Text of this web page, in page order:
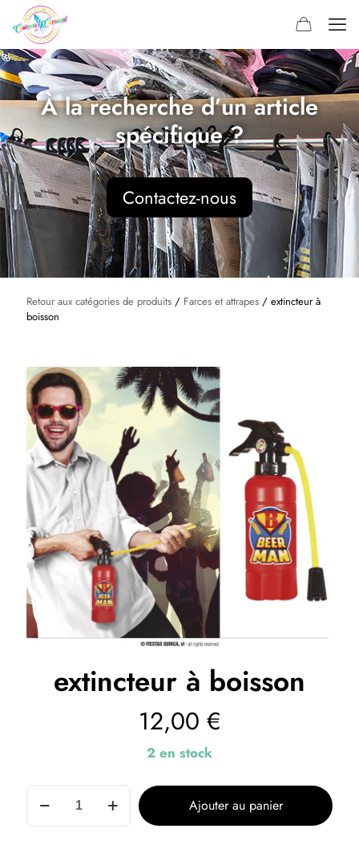
À la recherche d’un article
spécifique ?
Contactez-nous
Retour aux catégories de produits / Farces et attrapes / extincteur à
boisson
extincteur à boisson
12,00 €
2 en stock
Ajouter au panier